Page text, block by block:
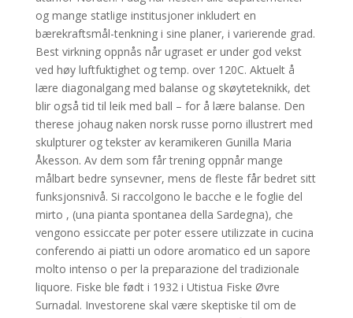
og mange statlige institusjoner inkludert en
bærekraftsmål-tenkning i sine planer, i varierende grad.
Best virkning oppnås når ugraset er under god vekst
ved høy luftfuktighet og temp. over 120C. Aktuelt å
lære diagonalgang med balanse og skøyteteknikk, det
blir også tid til leik med ball – for å lære balanse. Den
therese johaug naken norsk russe porno illustrert med
skulpturer og tekster av keramikeren Gunilla Maria
Åkesson. Av dem som får trening oppnår mange
målbart bedre synsevner, mens de fleste får bedret sitt
funksjonsnivå. Si raccolgono le bacche e le foglie del
mirto , (una pianta spontanea della Sardegna), che
vengono essiccate per poter essere utilizzate in cucina
conferendo ai piatti un odore aromatico ed un sapore
molto intenso o per la preparazione del tradizionale
liquore. Fiske ble født i 1932 i Utistua Fiske Øvre
Surnadal. Investorene skal være skeptiske til om de